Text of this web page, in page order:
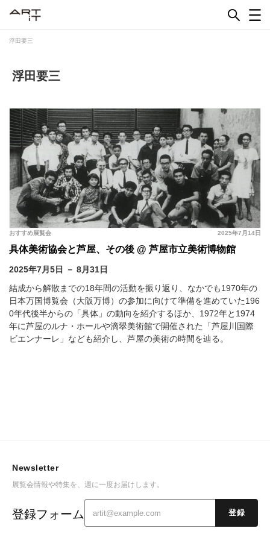
浮田要三
浮田要三
2025年7月14日
おすすめ展覧会
具体美術協会と芦屋、その後 @ 芦屋市立美術博物館
2025年7月5日 － 8月31日
結成から解散までの18年間の活動を振り返り、なかでも1970年の
日本万国博覧会（大阪万博）の参加に向けて準備を進めていた196
0年代後半からの「具体」の動向を紹介するほか、1972年と1974
年に芦屋のルナ・ホールや滴翠美術館で開催された「芦屋川国際
ビエンナーレ」なども紹介し、芦屋の美術の時間を辿る。
Newsletter
展覧会情報や特集を、週に一度お届けします。
登録フォーム 登録